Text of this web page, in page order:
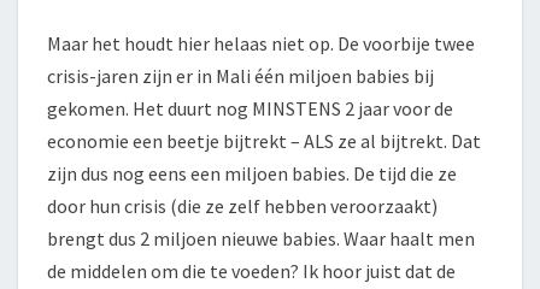
Maar het houdt hier helaas niet op. De voorbije twee
crisis-jaren zijn er in Mali één miljoen babies bij
gekomen. Het duurt nog MINSTENS 2 jaar voor de
economie een beetje bijtrekt – ALS ze al bijtrekt. Dat
zijn dus nog eens een miljoen babies. De tijd die ze
door hun crisis (die ze zelf hebben veroorzaakt)
brengt dus 2 miljoen nieuwe babies. Waar haalt men
de middelen om die te voeden? Ik hoor juist dat de